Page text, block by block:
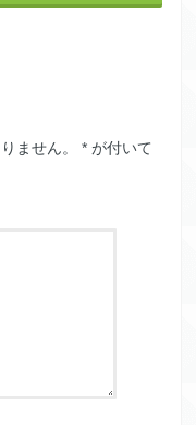
ません。 * が付いて